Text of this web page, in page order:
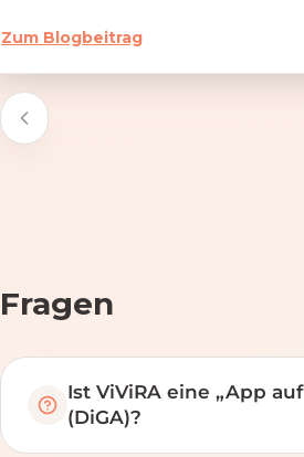
Zum Blogbeitrag
Fragen
Ist ViViRA eine „App
(DiGA)?